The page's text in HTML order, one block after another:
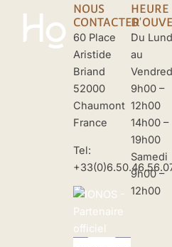
NOUS
CONTACTER
60 Place
Aristide
Briand
52000
Chaumont
France
Tel:
HEURE
Du
au
9h00 –
12h00
14h00 –
19h00
Samedi
9h00 –
12h00